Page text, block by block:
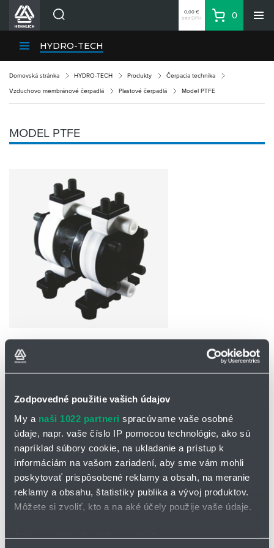
Zodpovedné použitie vašich údajov
My a naši 1022 partneri spracúvame vaše osobné
údaje, napr. vaše číslo IP pomocou technológie, ako sú
napríklad súbory cookie, na ukladanie a prístup k
informáciám na vašom zariadení, aby sme vám mohli
poskytovať prispôsobené reklamy a obsah, na meranie
reklamy a obsahu, štatistiky publika a vývoj produktov.
Môžete si zvoliť, kto a na aké účely použije vaše údaje.
Divízie HENNLICH
Kariéra
Kontakty
Prihlásenie
Nákupný zoznam
Partner Zone
0,00 €
bez DPH
Košík
0
HYDRO-TECH
Domovská stránka HYDRO-TECH Produkty Čerpacia technika
Vzduchovo membránové čerpadlá Plastové čerpadlá Model PTFE
MODEL PTFE
OPÝTAŤ SA / ODOSLAŤ DOPYT
Priemyselné membránové čerpadlá z PTFE
Konštrukcia čerpadiel znižuje pravdepodobnosť úniku
nebezpečných kvapalín. Konštrukcia využíva silné výstužné dosky,
plne priskrutkované telo a opracované kvapalinové povrchy.
Prevádzka čerpadiel s krátkym zdvihom minimalizuje pulzovanie
kvapaliny.
Priemyselné PTFE plastové AODD čerpadlá s veľmi vysokou
chemickou odolnosťou sú navrhnuté špeciálne na prenos vysoko
agresívnych chemikálií.